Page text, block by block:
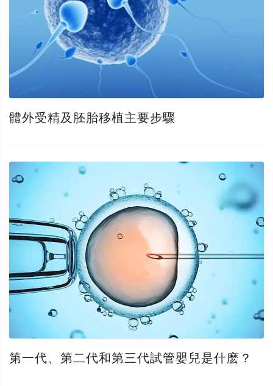
體外受精及胚胎移植主要步驟
第一代、第二代和第三代試管嬰兒是什麽？